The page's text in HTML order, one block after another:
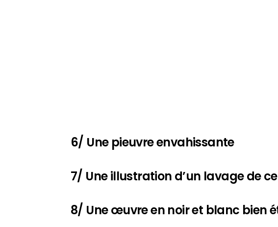
6/ Une pieuvre envahissante
7/ Une illustration d’un lavage de
8/ Une œuvre en noir et blanc bien